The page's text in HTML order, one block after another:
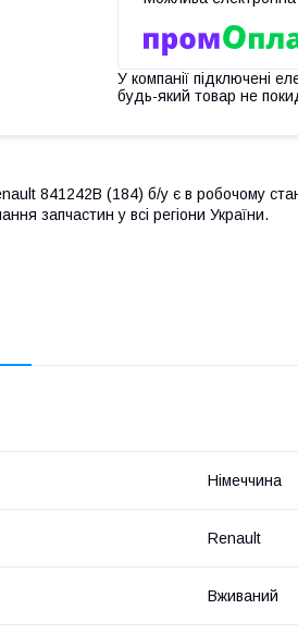
У компанії підключені
будь-який товар не
841242B (184) б/у є в робочому
запчастин у всі регіони України.
Німеччина
Renault
Вживаний